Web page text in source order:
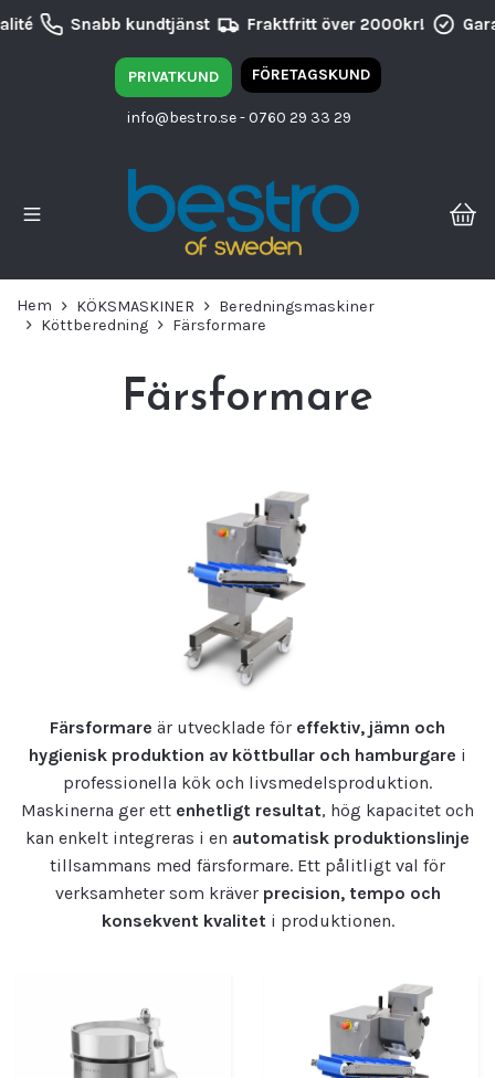
Snabb kundtjänst Fraktfritt över 2000kr!
PRIVATKUND FÖRETAGSKUND
info@bestro.se- 0760 29 33 29
Hem KÖKSMASKINER
Beredningsmaskiner
Köttberedning
Färsformare
Färsformare
Färsformare är utvecklade för effektiv, jämn och
hygienisk produktion av köttbullar och hamburgare i
professionella kök och livsmedelsproduktion.
Maskinerna ger ett enhetligt resultat, hög kapacitet och
kan enkelt integreras i en automatisk produktionslinje
tillsammans med färsformare. Ett pålitligt val för
verksamheter som kräver precision, tempo och
konsekvent kvaliteti produktionen.